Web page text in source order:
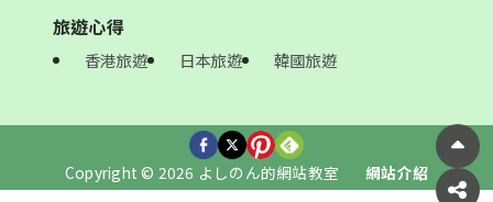
旅遊心得
香港旅遊 日本旅遊 韓國旅遊
Copyright © 2026 よしのん的網站教室 網站介紹